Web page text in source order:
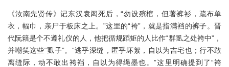
《汝南先贤传》记东汉袁闳死后，“勿设殡棺，但著裤衫，疏布单
衣，幅巾，亲尸于板床之上。”这里的“袴”，就是指满裆的裤子。晋
代阮籍是个不遵礼仪的人，他把循规蹈矩的人比作“群虱之处袴中”，
并嘲笑这些“虱子”。“逃乎深缝，匿乎坏絮，自以为吉宅也；行不敢
离缝际，动不敢出袴裆，自以为得绳墨也。”这里明确提到了“袴